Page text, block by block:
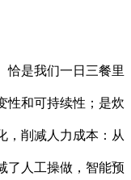
是我们一日三餐里
性和可持续性；是炊
，削减人力成本：从
了人工操做，智能预